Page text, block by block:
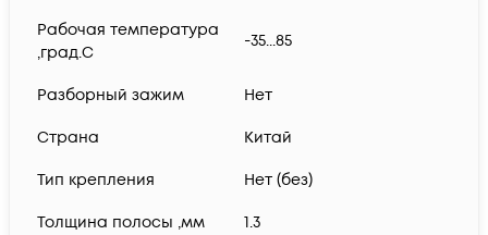
Рабочая температура
,град.C
-35...85
Разборный зажим Нет
Страна Китай
Тип крепления Нет (без)
Толщина полосы ,мм 1.3